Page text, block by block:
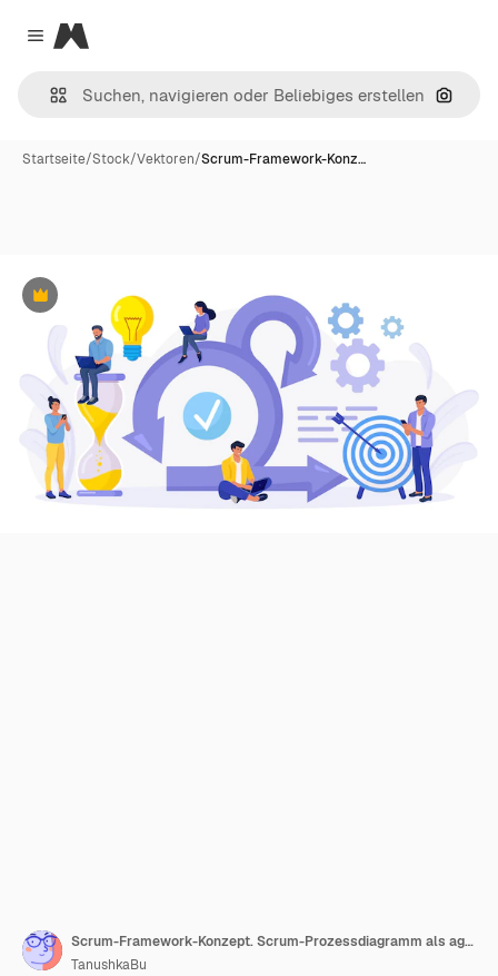
Close menu
Magnific
Nach
Startseite/Stock/Vektoren/Scrum-Framework-Konz…
Premium
Scrum-Framework-Konzept. Scrum-Prozessdiagramm als agiles Softwareentwicklungsschema. Team bespricht Aufgaben am Kanban-Board und arbeitet am Laptop. Geschäftstreffen. Arbeitszyklus Projektmanagement
TanushkaBu